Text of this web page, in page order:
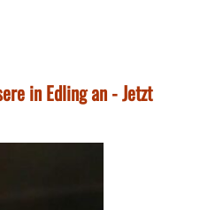
in Edling an - Jetzt